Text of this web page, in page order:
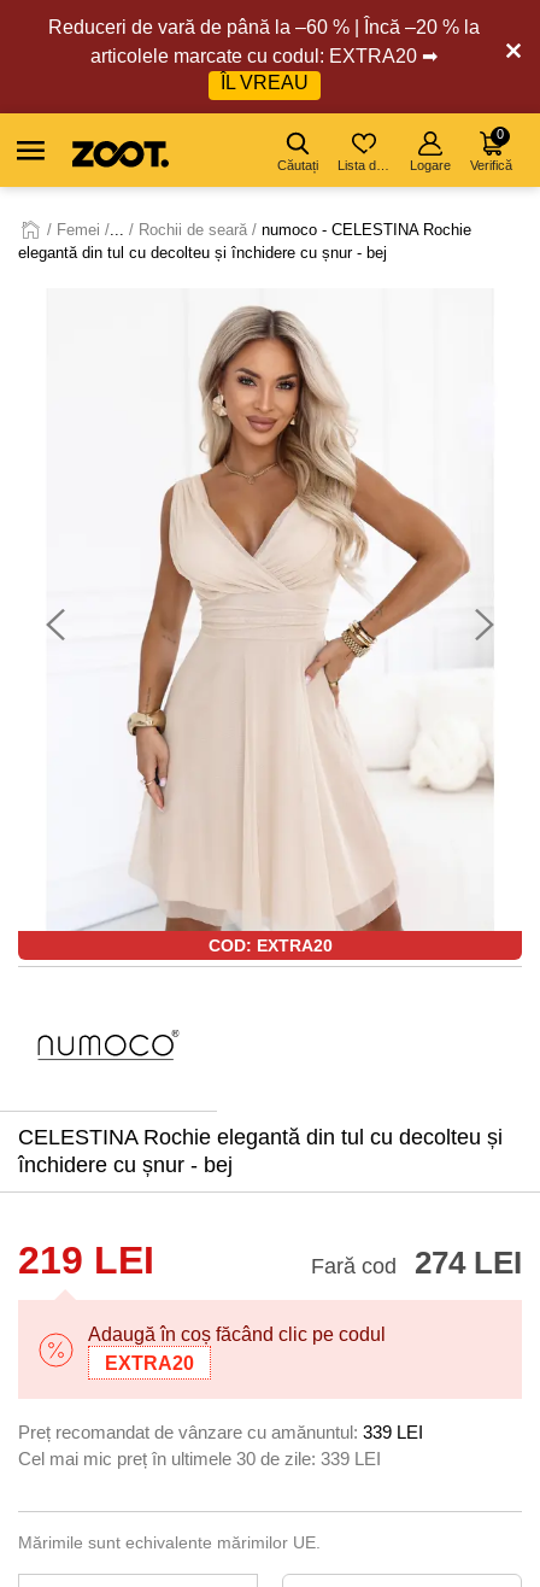
Reduceri de vară de până la –60 % | Încă –20 % la
articolele marcate cu codul: EXTRA20 ➡
ÎL VREAU
Căutați Logare Verifică
0
Femei ... Rochii de seară
numoco - CELESTINA Rochie
elegantă din tul cu decolteu și închidere cu șnur - bej
COD: EXTRA20
CELESTINA Rochie elegantă din tul cu decolteu și
închidere cu șnur - bej
219 LEI Fară cod 274 LEI
Adaugă în coș făcând clic pe codul
EXTRA20
Preț recomandat de vânzare cu amănuntul: 339 LEI
Cel mai mic preț în ultimele 30 de zile: 339 LEI
Mărimile sunt echivalente mărimilor UE.